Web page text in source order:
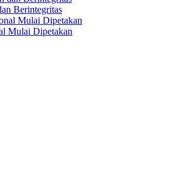
Berintegritas
Mulai Dipetakan